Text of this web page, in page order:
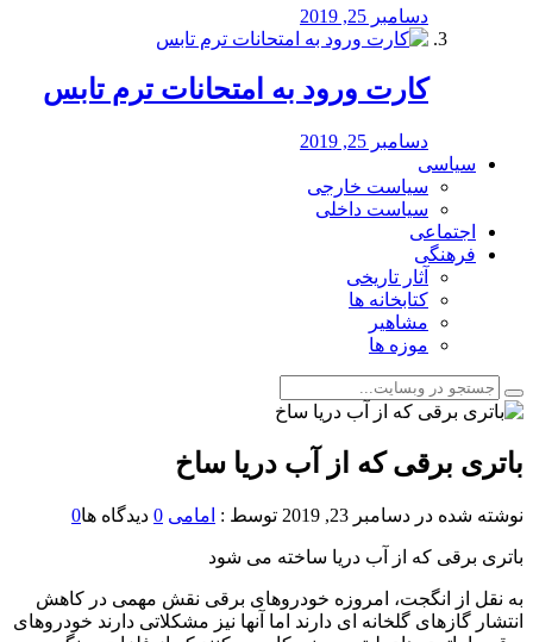
دسامبر 25, 2019
کارت ورود به امتحانات ترم تابس
دسامبر 25, 2019
سیاسی
سیاست خارجی
سیاست داخلی
اجتماعی
فرهنگی
آثار تاریخی
کتابخانه ها
مشاهیر
موزه ها
️باتری برقی که از آب دریا ساخ
نوشته شده در دسامبر 23, 2019 توسط : امامی 0 دیدگاه ها0
️باتری برقی که از آب دریا ساخته می شود
به نقل از انگجت، امروزه خودروهای برقی نقش مهمی در کاهش
انتشار گازهای گلخانه ای دارند اما آنها نیز مشکلاتی دارند خودروهای